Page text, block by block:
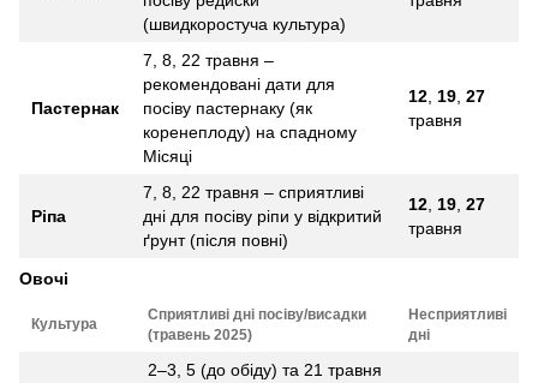
(швидкоростуча культура)
Пастернак
7, 8, 22 травня –
рекомендовані дати для
посіву пастернаку (як
коренеплоду) на спадному
Місяці
12 19 27
травня
Ріпа
7, 8, 22 травня – сприятливі
дні для посіву ріпи у відкритий
ґрунт (після повні)
12 19 27
травня
Овочі
Культура
Сприятливі дні посіву/висадки
(травень 2025)
Несприятливі
дні
2–3, 5 (до обіду) та 21 травня